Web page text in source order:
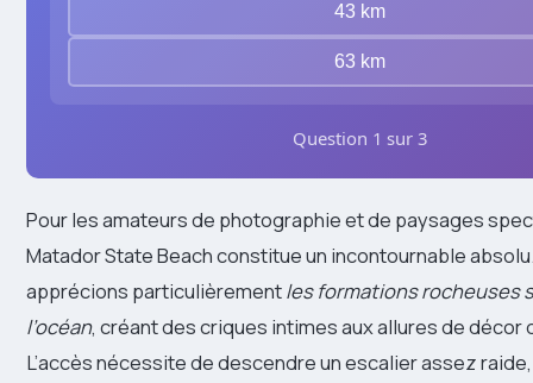
43 km
63 km
Question 1 sur 3
Pour les amateurs de photographie et de paysages
Matador State Beach constitue un incontournable
apprécions particulièrementles formations rocheuses
l’océan, créant des criques intimes aux allures de décor
L’accès nécessite de descendre un escalier assez